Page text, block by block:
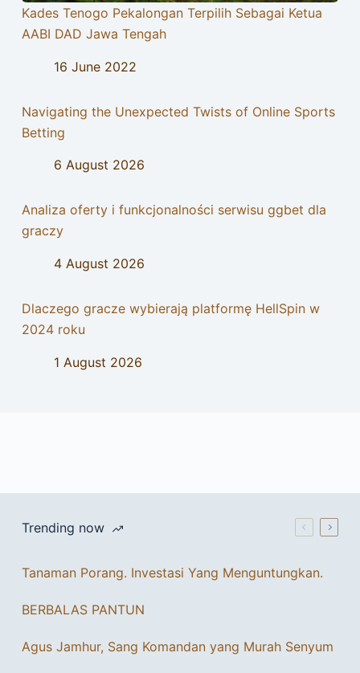
Kades Tenogo Pekalongan Terpilih Sebagai Ketua
AABI DAD Jawa Tengah
16 June 2022
Navigating the Unexpected Twists of Online Sports
Betting
6 August 2026
Analiza oferty i funkcjonalności serwisu ggbet dla
graczy
4 August 2026
Dlaczego gracze wybierają platformę HellSpin w
2024 roku
1 August 2026
Trending now
Tanaman Porang. Investasi Yang Menguntungkan.
BERBALAS PANTUN
Agus Jamhur, Sang Komandan yang Murah Senyum